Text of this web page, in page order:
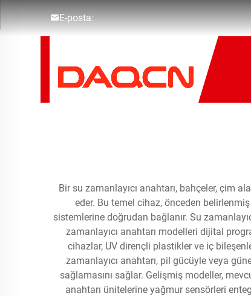
E-posta:
Bir su zamanlayıcı anahtarı, bahçeler, çim
eder. Bu temel cihaz, önceden
sistemlerine doğrudan bağlanır. Su
zamanlayıcı anahtarı modelleri dijital
cihazlar, UV dirençli plastikler ve iç
zamanlayıcı anahtarı, pil gücüyle veya
sağlamasını sağlar. Gelişmiş modeller,
anahtarı ünitelerine yağmur sensörleri